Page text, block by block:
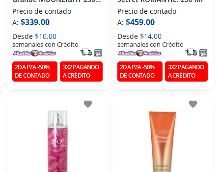
Ml
Precio de contado
A: $339.00
Desde $10.00
semanales con Crédito
2DA PZA -50%
DE CONTADO
3X2 PAGANDO
A CRÉDITO
Precio de contado
A: $459.00
Desde $14.00
semanales con Crédito
2DA PZA -50%
DE CONTADO
3X2 PAGANDO
A CRÉDITO
favorite favorite